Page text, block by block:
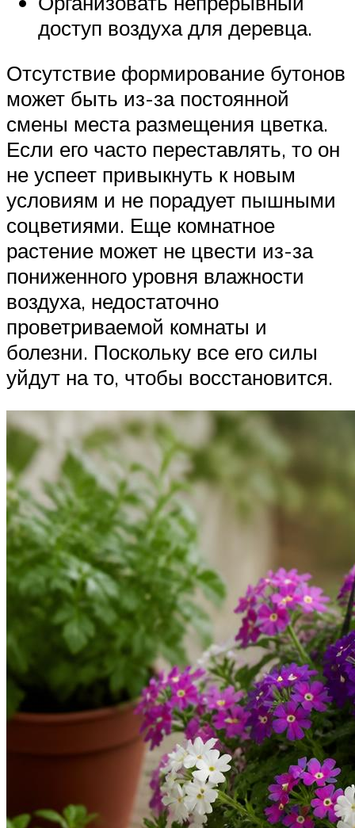
доступ воздуха для деревца.
Отсутствие формирование бутонов
может быть из-за постоянной
смены места размещения цветка.
Если его часто переставлять, то он
не успеет привыкнуть к новым
условиям и не порадует пышными
соцветиями. Еще комнатное
растение может не цвести из-за
пониженного уровня влажности
воздуха, недостаточно
проветриваемой комнаты и
болезни. Поскольку все его силы
уйдут на то, чтобы восстановится.